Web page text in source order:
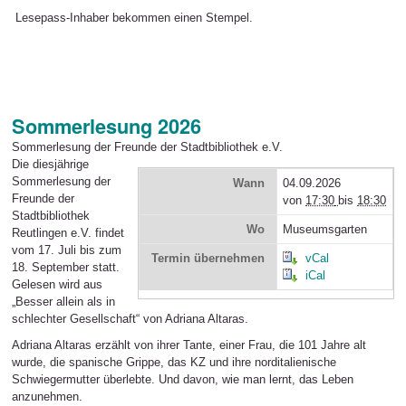
Lesepass-Inhaber bekommen einen Stempel.
Sommerlesung 2026
Sommerlesung der Freunde der Stadtbibliothek e.V.
Wann
04.09.2026
von 17:30 bis 18:30
Wo Museumsgarten
Termin übernehmen
vCal
iCal
Die diesjährige
Sommerlesung der
Freunde der
Stadtbibliothek
Reutlingen e.V. findet
vom 17. Juli bis zum
18. September statt.
Gelesen wird aus
„Besser allein als in
schlechter Gesellschaft“ von Adriana Altaras.
Adriana Altaras erzählt von ihrer Tante, einer Frau, die 101 Jahre alt
wurde, die spanische Grippe, das KZ und ihre norditalienische
Schwiegermutter überlebte. Und davon, wie man lernt, das Leben
anzunehmen.